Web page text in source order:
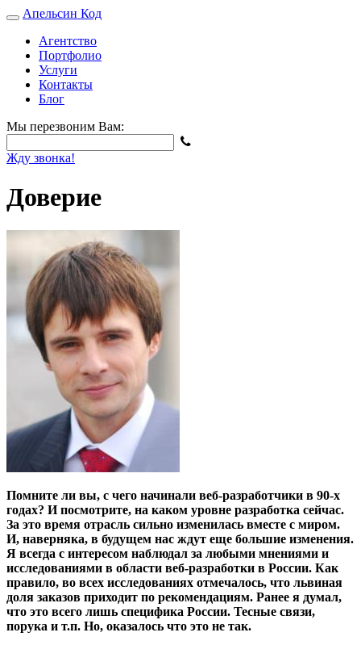
Апельсин Код
Агентство
Портфолио
Услуги
Контакты
Блог
Мы перезвоним Вам:
Жду звонка!
Доверие
Помните ли вы, с чего начинали веб-разработчики в 90-х
годах? И посмотрите, на каком уровне разработка сейчас.
За это время отрасль сильно изменилась вместе с миром.
И, наверняка, в будущем нас ждут еще большие изменения.
Я всегда с интересом наблюдал за любыми мнениями и
исследованиями в области веб-разработки в России. Как
правило, во всех исследованиях отмечалось, что львиная
доля заказов приходит по рекомендациям. Ранее я думал,
что это всего лишь специфика России. Тесные связи,
порука и т.п. Но, оказалось что это не так.